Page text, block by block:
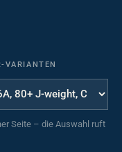
VARIANTEN
Seite – die Auswahl ruft